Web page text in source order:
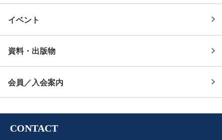
CONTACT
イベント
資料・出版物
会員／入会案内